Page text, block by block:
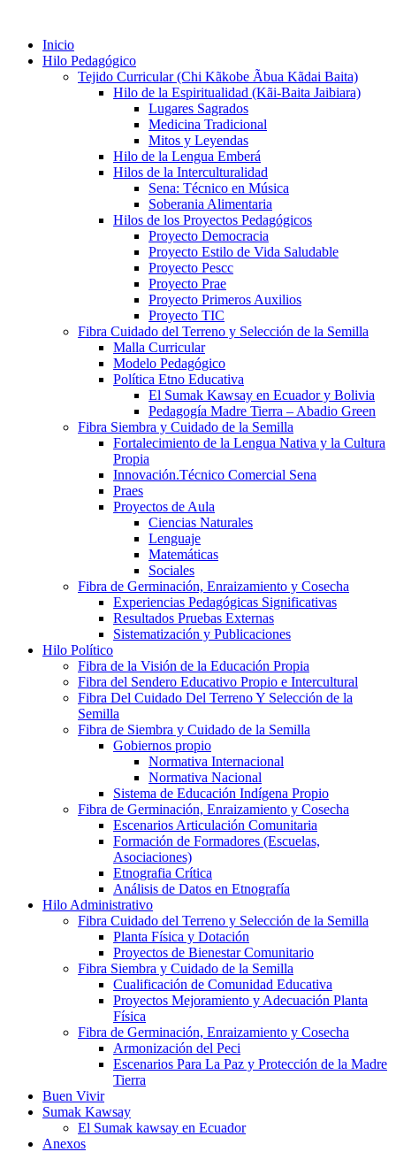
Inicio
Hilo Pedagógico
Tejido Curricular (Chi Kãkobe Ãbua Kãdai Baita)
Hilo de la Espiritualidad (Kãi-Baita Jaibiara)
Lugares Sagrados
Medicina Tradicional
Mitos y Leyendas
Hilo de la Lengua Emberá
Hilos de la Interculturalidad
Sena: Técnico en Música
Soberania Alimentaria
Hilos de los Proyectos Pedagógicos
Proyecto Democracia
Proyecto Estilo de Vida Saludable
Proyecto Pescc
Proyecto Prae
Proyecto Primeros Auxilios
Proyecto TIC
Fibra Cuidado del Terreno y Selección de la Semilla
Malla Curricular
Modelo Pedagógico
Política Etno Educativa
El Sumak Kawsay en Ecuador y Bolivia
Pedagogía Madre Tierra – Abadio Green
Fibra Siembra y Cuidado de la Semilla
Fortalecimiento de la Lengua Nativa y la Cultura
Propia
Innovación.Técnico Comercial Sena
Praes
Proyectos de Aula
Ciencias Naturales
Lenguaje
Matemáticas
Sociales
Fibra de Germinación, Enraizamiento y Cosecha
Experiencias Pedagógicas Significativas
Resultados Pruebas Externas
Sistematización y Publicaciones
Hilo Político
Fibra de la Visión de la Educación Propia
Fibra del Sendero Educativo Propio e Intercultural
Fibra Del Cuidado Del Terreno Y Selección de la
Semilla
Fibra de Siembra y Cuidado de la Semilla
Gobiernos propio
Normativa Internacional
Normativa Nacional
Sistema de Educación Indígena Propio
Fibra de Germinación, Enraizamiento y Cosecha
Escenarios Articulación Comunitaria
Formación de Formadores (Escuelas,
Asociaciones)
Etnografia Crítica
Análisis de Datos en Etnografía
Hilo Administrativo
Fibra Cuidado del Terreno y Selección de la Semilla
Planta Física y Dotación
Proyectos de Bienestar Comunitario
Fibra Siembra y Cuidado de la Semilla
Cualificación de Comunidad Educativa
Proyectos Mejoramiento y Adecuación Planta
Física
Fibra de Germinación, Enraizamiento y Cosecha
Armonización del Peci
Escenarios Para La Paz y Protección de la Madre
Tierra
Buen Vivir
Sumak Kawsay
El Sumak kawsay en Ecuador
Anexos